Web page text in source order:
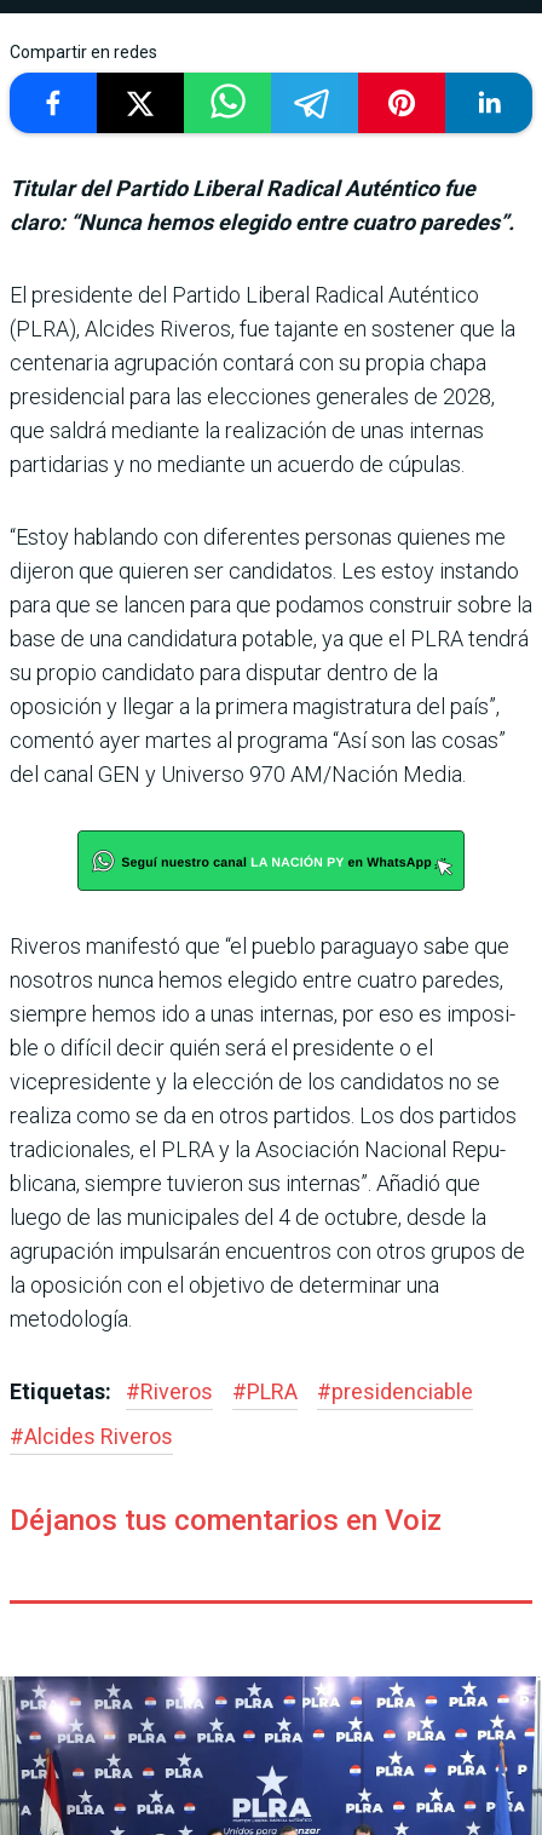
Compartir en redes
Titular del Partido Liberal Radical Auténtico fue
claro: “Nunca hemos elegido entre cuatro paredes”.
El presidente del Partido Liberal Radical Auténtico
(PLRA), Alcides Riveros, fue tajante en sostener que la
cen­tenaria agrupación contará con su propia chapa
presi­dencial para las elecciones generales de 2028,
que sal­drá mediante la realización de unas internas
partidarias y no mediante un acuerdo de cúpulas.
“Estoy hablando con diferen­tes personas quienes me
dije­ron que quieren ser candida­tos. Les estoy instando
para que se lancen para que poda­mos construir sobre la
base de una candidatura potable, ya que el PLRA tendrá
su pro­pio candidato para disputar dentro de la
oposición y llegar a la primera magistratura del país”,
comentó ayer martes al programa “Así son las cosas”
del canal GEN y Universo 970 AM/Nación Media.
Riveros manifestó que “el pueblo paraguayo sabe que
nosotros nunca hemos ele­gido entre cuatro paredes,
siempre hemos ido a unas internas, por eso es imposi­
ble o difícil decir quién será el presidente o el
vicepresidente y la elección de los candidatos no se
realiza como se da en otros partidos. Los dos parti­dos
tradicionales, el PLRA y la Asociación Nacional Repu­
blicana, siempre tuvieron sus internas”. Añadió que
luego de las municipales del 4 de octubre, desde la
agrupación impulsarán encuentros con otros grupos de
la oposición con el objetivo de determinar una
metodología.
Etiquetas: #Riveros #PLRA #presidenciable
#Alcides Riveros
Déjanos tus comentarios en Voiz